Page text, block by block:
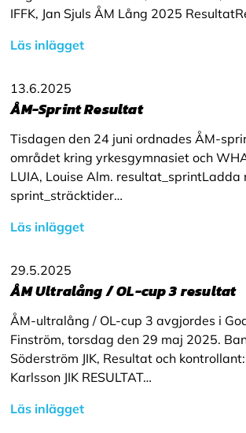
IFFK, Jan Sjuls ÅM Lång 2025
Läs inlägget
13.6.2025
ÅM-Sprint Resultat
Tisdagen den 24 juni ordnades ÅM-
området kring yrkesgymnasiet och
LUIA, Louise Alm. resultat_sprintLadda
sprint_sträcktider…
Läs inlägget
29.5.2025
ÅM Ultralång / OL-cup 3 resultat
ÅM-ultralång / OL-cup 3 avgjordes i
Finström, torsdag den 29 maj 2025.
Söderström JIK, Resultat och
Karlsson JIK RESULTAT…
Läs inlägget